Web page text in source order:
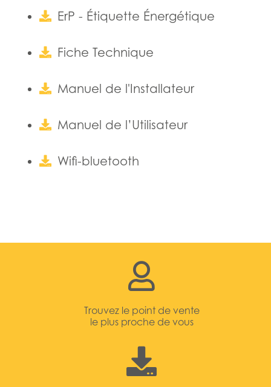
ErP - Étiquette Énergétique
Fiche Technique
Manuel de l'Installateur
Manuel de l’Utilisateur
Wifi-bluetooth
Trouvez le point de vente
le plus proche de vous